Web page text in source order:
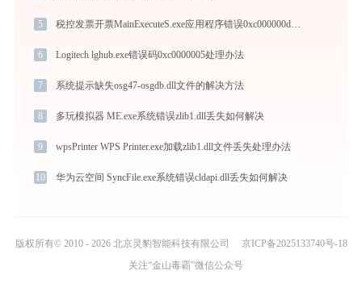
5 税控发票开票MainExecuteS.exe应用程序错误0xc000000d解决方法
6 Logitech lghub.exe错误码0xc0000005处理办法
7 系统提示缺失osg47-osgdb.dll文件的解决方法
8 多玩模拟器 ME.exe系统错误zlib1.dll丢失如何解决
9 wpsPrinter WPS Printer.exe加载zlib1.dll文件丢失处理办法
10 华为云空间 SyncFile.exe系统错误cldapi.dll丢失如何解决
版权所有© 2010 - 2026 北京灵豹智能科技有限公司
京ICP备2025133740号-18
关注“金山毒霸”微信公众号